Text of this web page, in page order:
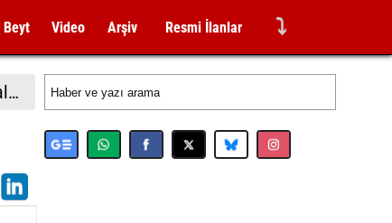
Beyt Video Arşiv Resmi İlanlar ⤵
ABD Başkanı Trump, doğumla vatandaşlığa yönelik kısıtlamaları genişleten kararnameler imzaladı